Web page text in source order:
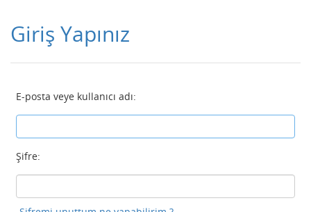
Giriş Yapınız
E-posta veye kullanıcı adı:
Şifre: